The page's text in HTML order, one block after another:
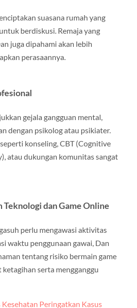
suasana rumah yang
berdiskusi. Remaja yang
juga dipahami akan lebih
perasaannya.
gejala gangguan mental,
dengan psikolog atau psikiater.
konseling, CBT (Cognitive
atau dukungan komunitas sangat
Teknologi dan Game Online
perlu mengawasi aktivitas
waktu penggunaan gawai, Dan
tentang risiko bermain game
serta mengganggu
Peringatkan Kasus